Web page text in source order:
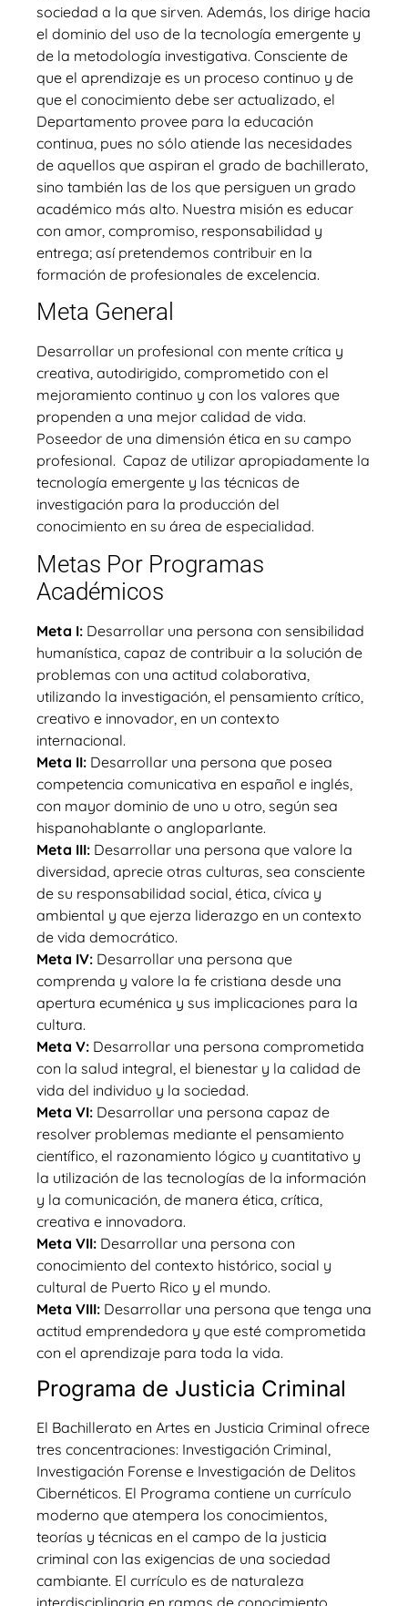
sociedad a la que sirven. Además, los dirige hacia
el dominio del uso de la tecnología emergente y
de la metodología investigativa. Consciente de
que el aprendizaje es un proceso continuo y de
que el conocimiento debe ser actualizado, el
Departamento provee para la educación
continua, pues no sólo atiende las necesidades
de aquellos que aspiran el grado de bachillerato,
sino también las de los que persiguen un grado
académico más alto. Nuestra misión es educar
con amor, compromiso, responsabilidad y
entrega; así pretendemos contribuir en la
formación de profesionales de excelencia.
Meta General
Desarrollar un profesional con mente crítica y
creativa, autodirigido, comprometido con el
mejoramiento continuo y con los valores que
propenden a una mejor calidad de vida.
Poseedor de una dimensión ética en su campo
profesional. Capaz de utilizar apropiadamente la
tecnología emergente y las técnicas de
investigación para la producción del
conocimiento en su área de especialidad.
Metas Por Programas
Académicos
Meta I: Desarrollar una persona con sensibilidad
humanística, capaz de contribuir a la solución de
problemas con una actitud colaborativa,
utilizando la investigación, el pensamiento crítico,
creativo e innovador, en un contexto
internacional.
Meta II: Desarrollar una persona que posea
competencia comunicativa en español e inglés,
con mayor dominio de uno u otro, según sea
hispanohablante o angloparlante.
Meta III: Desarrollar una persona que valore la
diversidad, aprecie otras culturas, sea consciente
de su responsabilidad social, ética, cívica y
ambiental y que ejerza liderazgo en un contexto
de vida democrático.
Meta IV: Desarrollar una persona que
comprenda y valore la fe cristiana desde una
apertura ecuménica y sus implicaciones para la
cultura.
Meta V: Desarrollar una persona comprometida
con la salud integral, el bienestar y la calidad de
vida del individuo y la sociedad.
Meta VI: Desarrollar una persona capaz de
resolver problemas mediante el pensamiento
científico, el razonamiento lógico y cuantitativo y
la utilización de las tecnologías de la información
y la comunicación, de manera ética, crítica,
creativa e innovadora.
Meta VII: Desarrollar una persona con
conocimiento del contexto histórico, social y
cultural de Puerto Rico y el mundo.
Meta VIII: Desarrollar una persona que tenga una
actitud emprendedora y que esté comprometida
con el aprendizaje para toda la vida.
Programa de Justicia Criminal
El Bachillerato en Artes en Justicia Criminal ofrece
tres concentraciones: Investigación Criminal,
Investigación Forense e Investigación de Delitos
Cibernéticos. El Programa contiene un currículo
moderno que atempera los conocimientos,
teorías y técnicas en el campo de la justicia
criminal con las exigencias de una sociedad
cambiante. El currículo es de naturaleza